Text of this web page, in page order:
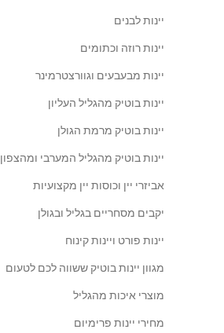
יינות לבנים
יינות רוזה וכתומים
יינות מבעבעים וגוורצטרמינר
יינות בוטיק מהגליל העליון
יינות בוטיק מרמת הגולן
יינות בוטיק מהגליל המערבי ומהצפון
אביזרי יין וכוסות יין מקצועיות
יקבים מסחריים בגליל ובגולן
יינות פורט ויינות קינוח
מגוון יינות בוטיק ששווה לכם לטעום
מוצרי איכות מהגליל
מחירי יינות פרימיום